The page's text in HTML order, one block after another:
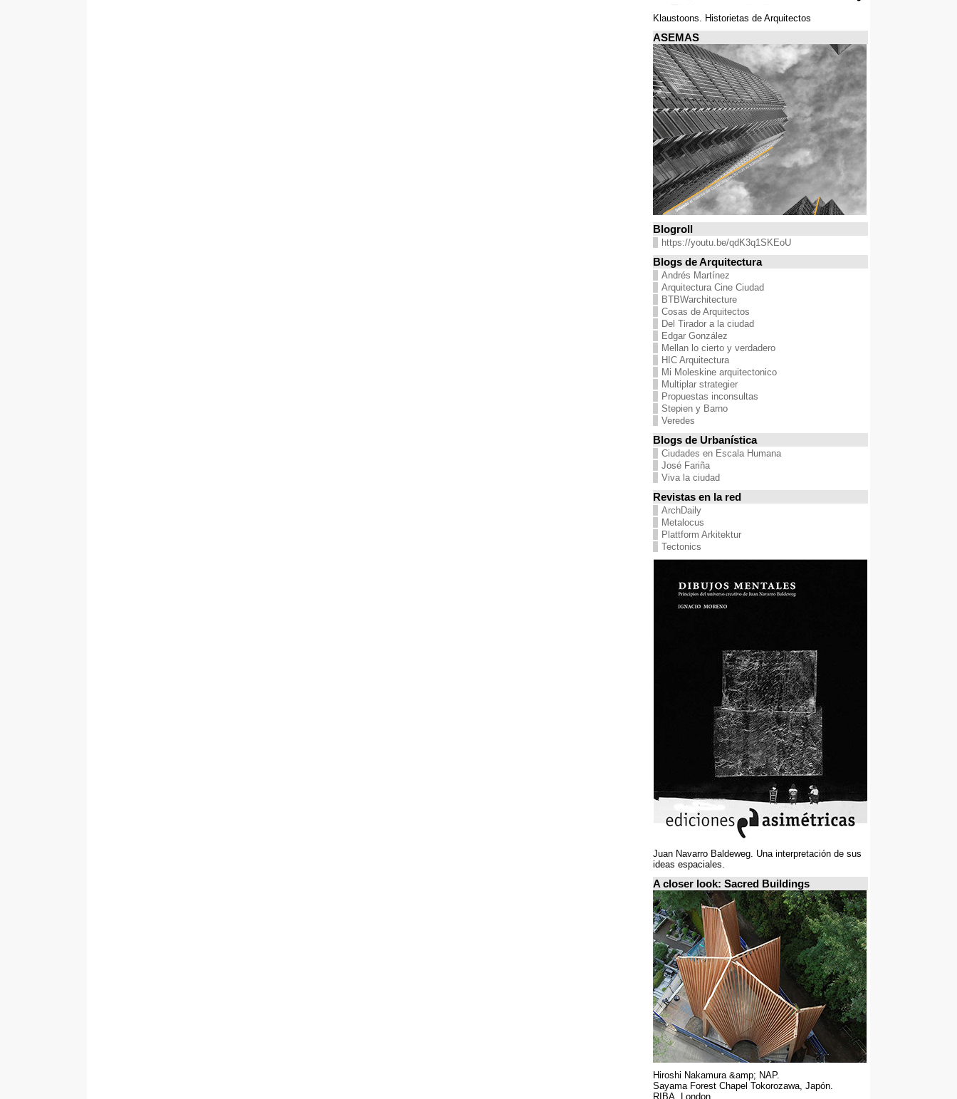
Klaustoons. Historietas de Arquitectos
ASEMAS
Blogroll
https://youtu.be/qdK3q1SKEoU
Blogs de Arquitectura
Andrés Martínez
Arquitectura Cine Ciudad
BTBWarchitecture
Cosas de Arquitectos
Del Tirador a la ciudad
Edgar González
Mellan lo cierto y verdadero
HIC Arquitectura
Mi Moleskine arquitectonico
Multiplar strategier
Propuestas inconsultas
Stepien y Barno
Veredes
Blogs de Urbanística
Ciudades en Escala Humana
José Fariña
Viva la ciudad
Revistas en la red
ArchDaily
Metalocus
Plattform Arkitektur
Tectonics
Juan Navarro Baldeweg. Una interpretación de sus
ideas espaciales.
A closer look: Sacred Buildings
Hiroshi Nakamura &amp; NAP.
Sayama Forest Chapel Tokorozawa, Japón.
RIBA, London.